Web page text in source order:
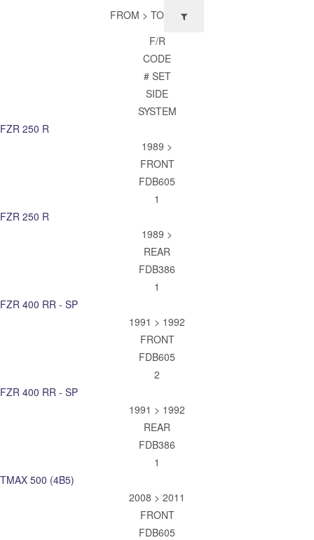
FROM > TO
F/R
CODE
# SET
SIDE
SYSTEM
FZR 250 R
1989 >
FRONT
FDB605
1
FZR 250 R
1989 >
REAR
FDB386
1
FZR 400 RR - SP
1991 > 1992
FRONT
FDB605
2
FZR 400 RR - SP
1991 > 1992
REAR
FDB386
1
TMAX 500 (4B5)
2008 > 2011
FRONT
FDB605